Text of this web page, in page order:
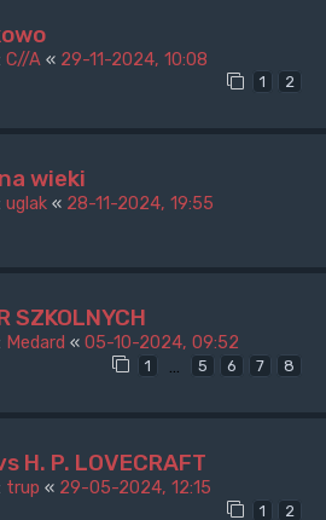
C//A « 29-11-2024, 10:08
1 2
wieki
uglak « 28-11-2024, 19:55
SZKOLNYCH
Medard « 05-10-2024, 09:52
1 … 5 6 7 8
H. P. LOVECRAFT
trup « 29-05-2024, 12:15
1 2